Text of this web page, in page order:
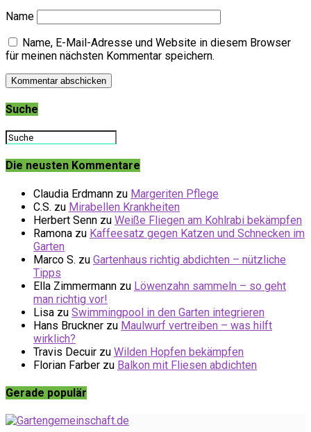
Name
Name, E-Mail-Adresse und Website in diesem Browser
für meinen nächsten Kommentar speichern.
Suche
Die neusten Kommentare
Claudia Erdmann zu Margeriten Pflege
C.S. zu Mirabellen Krankheiten
Herbert Senn zu Weiße Fliegen am Kohlrabi bekämpfen
Ramona zu Kaffeesatz gegen Katzen und Schnecken im
Garten
Marco S. zu Gartenhaus richtig abdichten – nützliche
Tipps
Ella Zimmermann zu Löwenzahn sammeln – so geht
man richtig vor!
Lisa zu Swimmingpool in den Garten integrieren
Hans Bruckner zu Maulwurf vertreiben – was hilft
wirklich?
Travis Decuir zu Wilden Hopfen bekämpfen
Florian Farber zu Balkon mit Fliesen abdichten
Gerade populär